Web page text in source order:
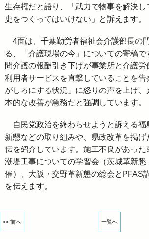
生存権だと語り、「武力で物事を解決し
史をつくってはいけない」と訴えます。
4面は、千葉勤労者福祉会介護部長の
る、「介護現場の今」についての寄稿
問介護の報酬引き下げが事業所と介護労
利用者サービスを直撃していることを告
がしろにする状況」に怒りの声を上げ、
本的な改善が急務だと強調しています。
自民党政治を終わらせようと訴える福
新懇などの取り組みや、県政改革を掲げ
伝を紹介しています。施工不良があった
潮堤工事についての学習会（茨城革新懇
催）、大阪・交野革新懇の総会とPFAS
を伝えます。
<< 前へ 一覧へ